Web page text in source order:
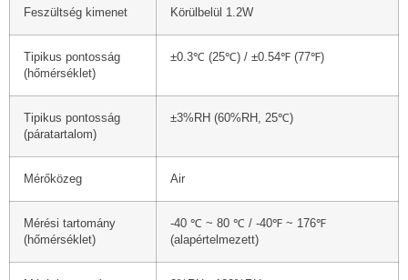
Feszültség kimenet Körülbelül 1.2W
Tipikus pontosság
(hőmérséklet)
±0.3℃ (25℃) / ±0.54℉ (77℉)
Tipikus pontosság
(páratartalom)
±3%RH (60%RH, 25℃)
Mérőközeg Air
Mérési tartomány
(hőmérséklet)
-40 ℃ ~ 80 ℃ / -40℉ ~ 176℉
(alapértelmezett)